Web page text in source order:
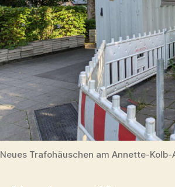
Neues Trafohäuschen am Annette-